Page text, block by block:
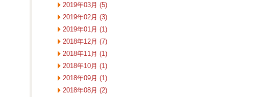
2019年03月 (5)
2019年02月 (3)
2019年01月 (1)
2018年12月 (7)
2018年11月 (1)
2018年10月 (1)
2018年09月 (1)
2018年08月 (2)